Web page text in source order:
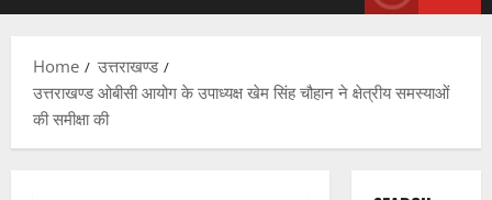
Home
उत्तराखण्ड
उत्तराखण्ड ओबीसी आयोग के उपाध्यक्ष खेम सिंह चौहान ने क्षेत्रीय समस्याओं
की समीक्षा की